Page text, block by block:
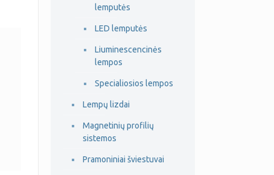
lemputės
LED lemputės
Liuminescencinės
lempos
Specialiosios lempos
Lempų lizdai
Magnetinių profilių
sistemos
Pramoniniai šviestuvai